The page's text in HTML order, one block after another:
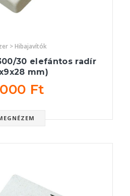
> Hibajavítók
30 elefántos radír
mm)
Ft